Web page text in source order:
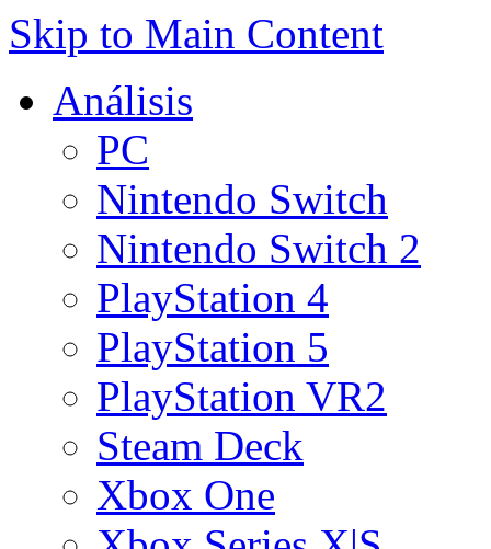
Skip to Main Content
Análisis
PC
Nintendo Switch
Nintendo Switch 2
PlayStation 4
PlayStation 5
PlayStation VR2
Steam Deck
Xbox One